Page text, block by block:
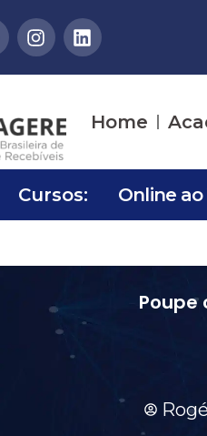
Home
Cursos: Online ao
Poupe